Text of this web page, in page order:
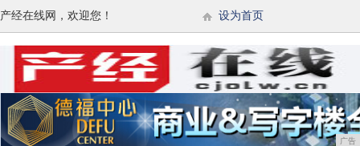
产经在线网，欢迎您！ 设为首页
广告